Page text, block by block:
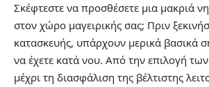
Σκέφτεστε να προσθέσετε μια μακριά
στον χώρο μαγειρικής σας; Πριν
κατασκευής, υπάρχουν μερικά βασικά
να έχετε κατά νου. Από την επιλογή
μέχρι τη διασφάλιση της βέλτιστης